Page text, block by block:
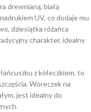
drewnianą, białą
UV, co dodaje mu
dziesiątka różańca
charakter, idealny
z kółeczkiem, to
Woreczek na
jest idealny do